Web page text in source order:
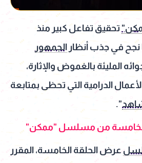
تحقيق تفاعل كبير منذ
نجح في جذب أنظار الجمهور
المليئة بالغموض والإثارة،
الدرامية التي تحظى بمتابعة
".
من مسلسل "ممكن"
عرض الحلقة الخامسة، المقرر